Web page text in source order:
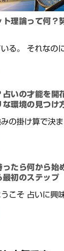
ト理論って何？
る。 それなの
占いの才能を開
な環境の見つけ
の掛け算で決ま
ったら何から始
最初のステップ
こそ 占いに興